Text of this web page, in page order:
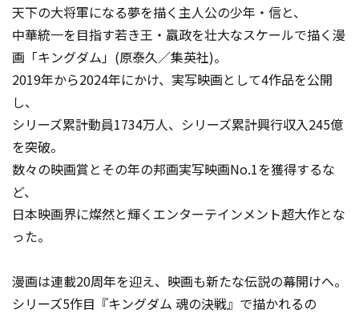
天下の大将軍になる夢を描く主人公の少年・信と、
中華統一を目指す若き王・嬴政を壮大なスケールで描く漫
画「キングダム」(原泰久／集英社)。
2019年から2024年にかけ、実写映画として4作品を公開
し、
シリーズ累計動員1734万人、シリーズ累計興行収入245億
を突破。
数々の映画賞とその年の邦画実写映画No.1を獲得するな
ど、
日本映画界に燦然と輝くエンターテインメント超大作とな
った。
漫画は連載20周年を迎え、映画も新たな伝説の幕開けへ。
シリーズ5作目『キングダム 魂の決戦』で描かれるの